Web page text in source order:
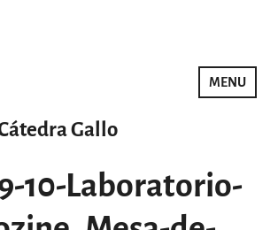
Gallo
MENU
10-Laboratorio-